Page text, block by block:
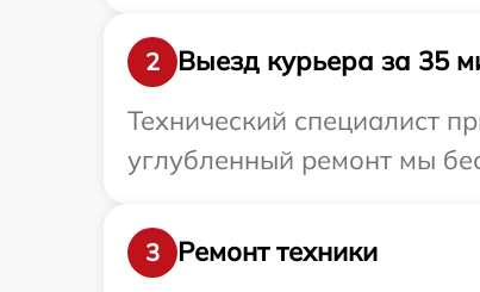
2
Выезд курьера за 35
Технический специалист
углубленный ремонт мы
3
Ремонт техники